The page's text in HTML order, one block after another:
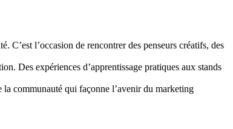
C’est l’occasion de rencontrer des penseurs créatifs, des
Des expériences d’apprentissage pratiques aux stands
la communauté qui façonne l’avenir du marketing